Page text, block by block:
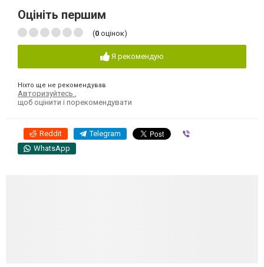
Оцініть першим
(0 оцінок)
Я рекомендую
Ніхто ще не рекомендував
Авторизуйтесь ,
щоб оцінити і порекомендувати
Reddit Telegram
WhatsApp